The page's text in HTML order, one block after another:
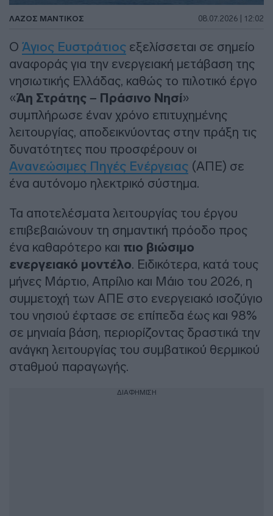
ΛΑΖΟΣ ΜΑΝΤΙΚΟΣ 08.07.2026 | 12:02
Ο Άγιος Ευστράτιος εξελίσσεται σε σημείο
αναφοράς για την ενεργειακή μετάβαση της
νησιωτικής Ελλάδας, καθώς το πιλοτικό έργο
«Άη Στράτης – Πράσινο Νησί»
συμπλήρωσε έναν χρόνο επιτυχημένης
λειτουργίας, αποδεικνύοντας στην πράξη τις
δυνατότητες που προσφέρουν οι
Ανανεώσιμες Πηγές Ενέργειας (ΑΠΕ) σε
ένα αυτόνομο ηλεκτρικό σύστημα.
Τα αποτελέσματα λειτουργίας του έργου
επιβεβαιώνουν τη σημαντική πρόοδο προς
ένα καθαρότερο και πιο βιώσιμο
ενεργειακό μοντέλο. Ειδικότερα, κατά τους
μήνες Μάρτιο, Απρίλιο και Μάιο του 2026, η
συμμετοχή των ΑΠΕ στο ενεργειακό ισοζύγιο
του νησιού έφτασε σε επίπεδα έως και 98%
σε μηνιαία βάση, περιορίζοντας δραστικά την
ανάγκη λειτουργίας του συμβατικού θερμικού
σταθμού παραγωγής.
ΔΙΑΦΗΜΙΣΗ